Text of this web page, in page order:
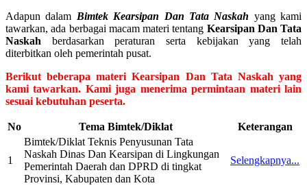
Adapun dalam Bimtek Kearsipan Dan Tata Naskah yang kami
tawarkan, ada berbagai macam materi tentang Kearsipan Dan Tata
Naskah berdasarkan peraturan serta kebijakan yang telah
diterbitkan oleh pemerintah pusat.
Berikut beberapa materi Kearsipan Dan Tata Naskah yang
kami tawarkan. Kami juga menerima permintaan materi lain
sesuai kebutuhan peserta.
No Tema Bimtek/Diklat Keterangan
1
Bimtek/Diklat Teknis Penyusunan Tata
Naskah Dinas Dan Kearsipan di Lingkungan
Pemerintah Daerah dan DPRD di tingkat
Provinsi, Kabupaten dan Kota
Selengkapnya...